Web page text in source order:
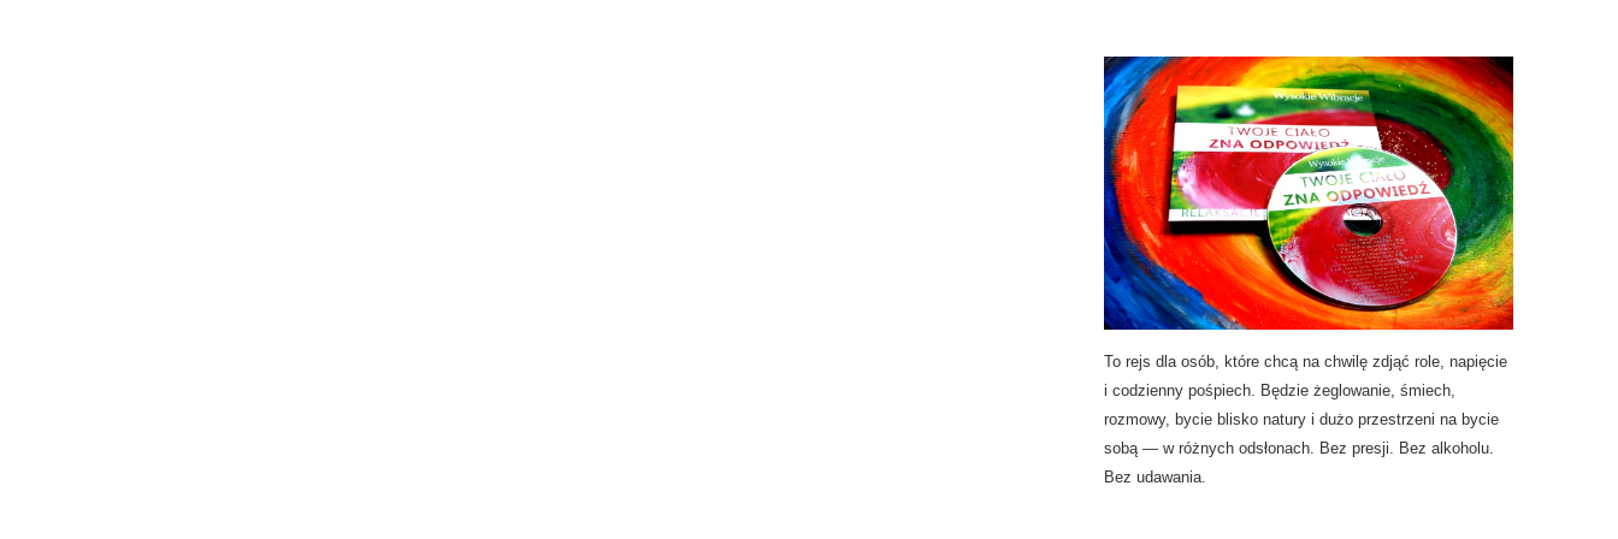
To rejs dla osób, które chcą na chwilę zdjąć role, napięcie
i codzienny pośpiech. Będzie żeglowanie, śmiech,
rozmowy, bycie blisko natury i dużo przestrzeni na bycie
sobą — w różnych odsłonach. Bez presji. Bez alkoholu.
Bez udawania.